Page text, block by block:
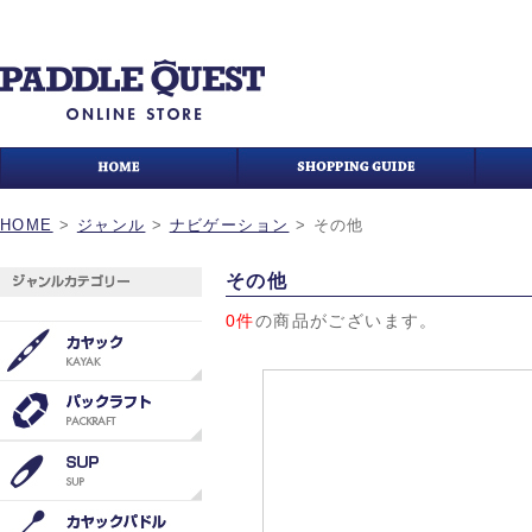
HOME > ジャンル > ナビゲーション > その他
その他
0件の商品がございます。